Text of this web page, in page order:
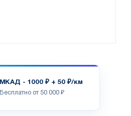
МКАД - 1000 ₽ + 50 ₽/км
Бесплатно от 50 000 ₽